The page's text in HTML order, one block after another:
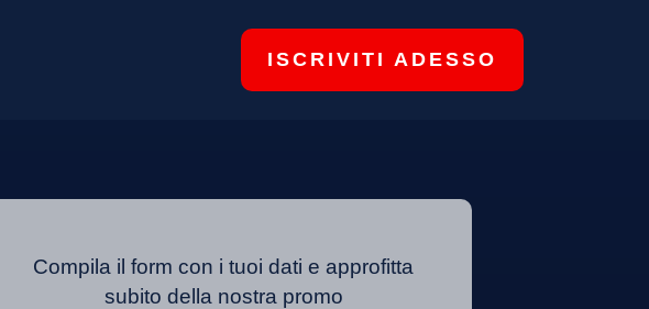
ISCRIVITI ADESSO
Compila il form con i tuoi dati e approfitta
subito della nostra promo